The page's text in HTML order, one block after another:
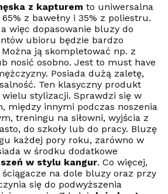
z kapturem to uniwersalna
z bawełny i 35% z poliestru.
więc dopasowanie bluzy do
ubioru będzie bardzo
ją skompletować np. z
nosić osobno. Jest to must have
Posiada dużą zaletę,
Ten klasyczny produkt
wielu stylizacji. Sprawdzi się w
między innymi podczas noszenia
treningu na siłowni, wyjścia z
do szkoły lub do pracy. Bluzę
każdej pory roku, zarówno w
w środku dodatkowe
w stylu kangur. Co więcej,
na dole bluzy oraz przy
się do podwyższenia